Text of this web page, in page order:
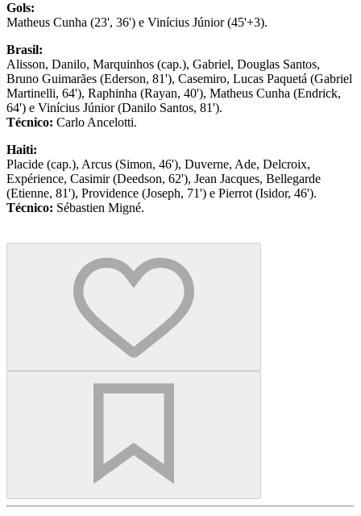
Gols:
Matheus Cunha (23', 36') e Vinícius Júnior (45'+3).
Brasil:
Alisson, Danilo, Marquinhos (cap.), Gabriel, Douglas Santos,
Bruno Guimarães (Ederson, 81'), Casemiro, Lucas Paquetá (Gabriel
Martinelli, 64'), Raphinha (Rayan, 40'), Matheus Cunha (Endrick,
64') e Vinícius Júnior (Danilo Santos, 81').
Técnico: Carlo Ancelotti.
Haiti:
Placide (cap.), Arcus (Simon, 46'), Duverne, Ade, Delcroix,
Expérience, Casimir (Deedson, 62'), Jean Jacques, Bellegarde
(Etienne, 81'), Providence (Joseph, 71') e Pierrot (Isidor, 46').
Técnico: Sébastien Migné.